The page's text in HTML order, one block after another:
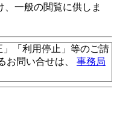
一般の閲覧に供しま
「利用停止」等のご請
お問い合せは、 事務局